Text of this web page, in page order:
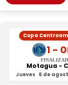
Copa
1 - 0
Motagua -
Jueves 6 de